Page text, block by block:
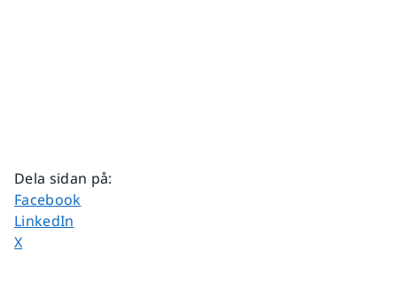
Dela sidan på:
Dela sidan på
Facebook
Dela sidan på
LinkedIn
Dela sidan på
X